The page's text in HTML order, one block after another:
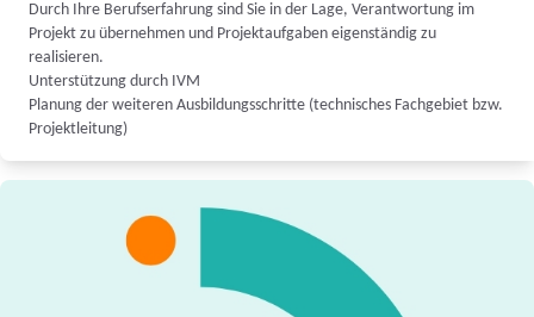
Durch Ihre Berufserfahrung sind Sie in der Lage, Verantwortung im
Projekt zu übernehmen und Projektaufgaben eigenständig zu
realisieren.
Unterstützung durch IVM
Planung der weiteren Ausbildungsschritte (technisches Fachgebiet bzw.
Projektleitung)